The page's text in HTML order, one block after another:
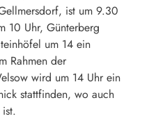
ist um 9.30
10 Uhr, Günterberg
um 14 ein
Rahmen der
wird um 14 Uhr ein
stattfinden, wo auch